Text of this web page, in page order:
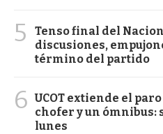
5
Tenso final del
discusiones,
término del partido
6 UCOT extiende el
chofer y un ómnibus:
lunes